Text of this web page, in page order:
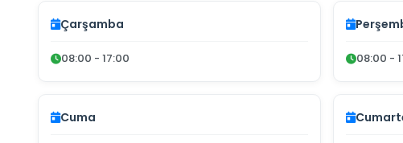
Çarşamba
08:00 - 17:00 08:00 -
Cuma